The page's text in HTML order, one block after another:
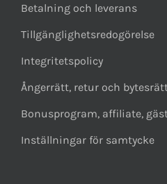
Betalning och leverans
Tillgänglighetsredogörelse
Integritetspolicy
Ångerrätt, retur och
Bonusprogram, affiliate,
Inställningar för samtycke